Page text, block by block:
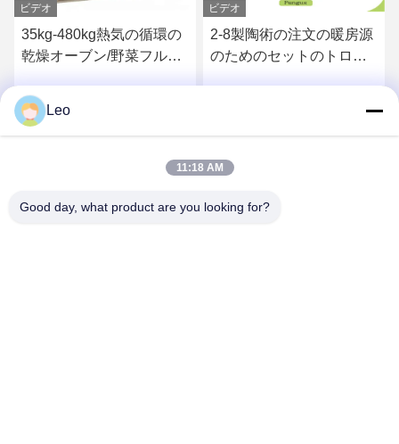
ビデオ
35kg-480kg熱気の循環の
乾燥オーブン/野菜フルー
ベストプライスを取得
ビデオ
2-8製陶術の注文の暖房源
のためのセットのトロリ
Leo
11:18 AM
Good day, what product are you looking for?